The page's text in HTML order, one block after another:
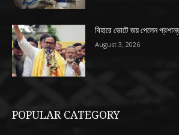
বিহারে ভোটে জয় পেলেন
August 3, 2026
POPULAR CATEGORY